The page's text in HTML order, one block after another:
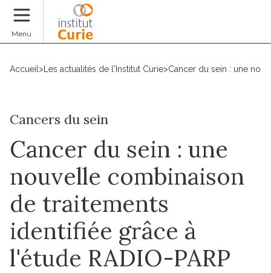
Menu
Accueil > Les actualités de l'Institut Curie>Cancer du sein : une
Cancers du sein
Cancer du sein : une
nouvelle combinaison
de traitements
identifiée grâce à
l'étude RADIO-PARP